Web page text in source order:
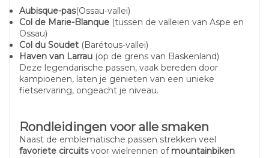
Aubisque-pas(Ossau-vallei)
Col de Marie-Blanque (tussen de valleien van Aspe en
Ossau)
Col du Soudet (Barétous-vallei)
Haven van Larrau (op de grens van Baskenland)
Deze legendarische passen, vaak bereden door
kampioenen, laten je genieten van een unieke
fietservaring, ongeacht je niveau.
Rondleidingen voor alle smaken
Naast de emblematische passen strekken veel
favoriete circuitsvoor wielrennen of mountainbiken